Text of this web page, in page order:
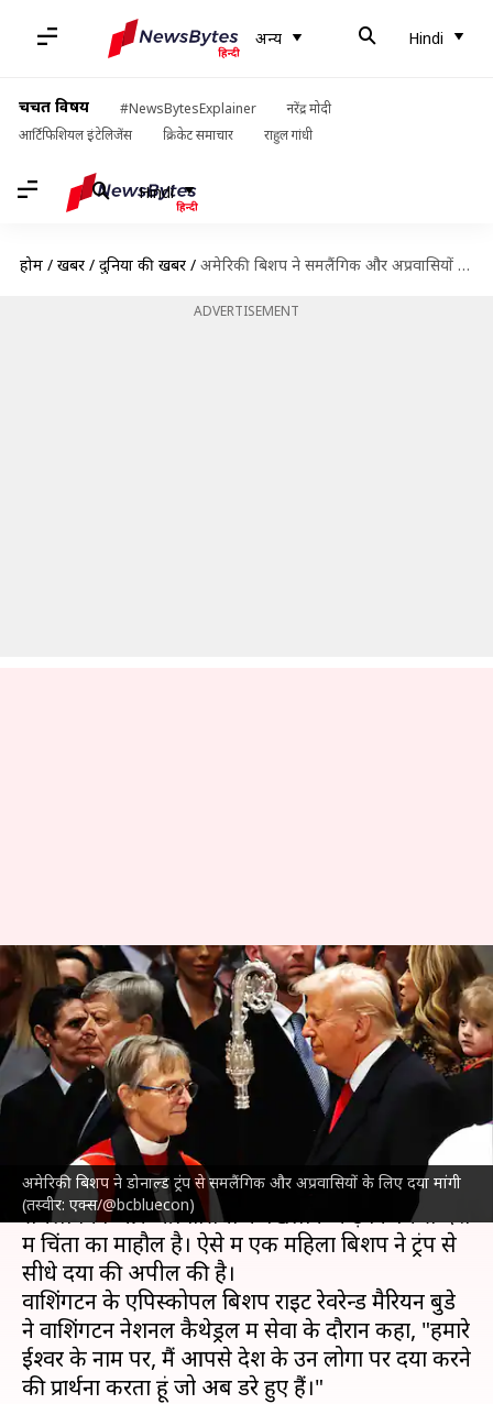
अन्य Hindi
चर्चित विषय #NewsBytesExplainer
नरेंद्र मोदी
आर्टिफिशियल इंटेलिजेंस
क्रिकेट समाचार राहुल गांधी
Hindi
होम / खबरें / दुनिया की खबरें / अमेरिकी बिशप ने समलैंगिक और अप्रवासियों के लिए डोनाल्ड ट्रंप से दया की अपील की
ADVERTISEMENT
अमेरिकी बिशप ने डोनाल्ड ट्रंप से समलैंगिक और अप्रवासियों के लिए दया मांगी
(तस्वीर: एक्स/@bcbluecon)
अमेरिकी बिशप ने समलैंगिक और
अप्रवासियों के लिए डोनाल्ड ट्रंप से
दया की अपील की
लेखन गजेंद्र Jan 22, 2025 11:01 am
क्या है खबर?
अमेरिकामें राष्ट्रपतिडोनाल्ड ट्रंपके सत्ता संभालने के बाद
समलैंगिकों और अप्रवासियों के खिलाफ कड़े निर्णय से देश
में चिंता का माहौल है। ऐसे में एक महिला बिशप ने ट्रंप से
सीधे दया की अपील की है।
वाशिंगटन के एपिस्कोपल बिशप राइट रेवरेन्ड मैरियन बुडे
ने वाशिंगटन नेशनल कैथेड्रल में सेवा के दौरान कहा, "हमारे
ईश्वर के नाम पर, मैं आपसे देश के उन लोगों पर दया करने